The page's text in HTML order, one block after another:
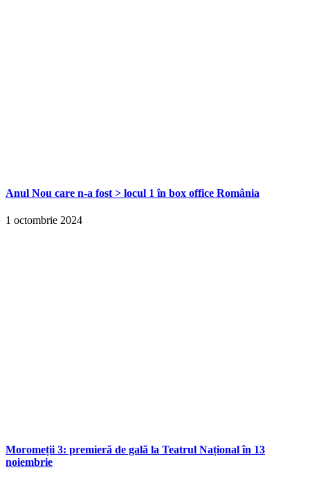
Anul Nou care n-a fost > locul 1 în box office România
1 octombrie 2024
Moromeții 3: premieră de gală la Teatrul Național în 13
noiembrie